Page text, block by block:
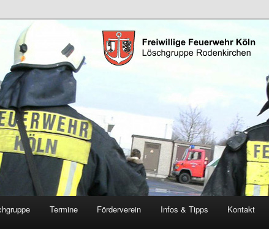
Rodenkirchen
Termine Förderverein Infos & Tipps Kontakt